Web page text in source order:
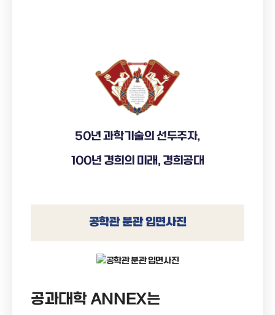
50년 과학기술의 선두주자,
100년 경희의 미래, 경희공대
공학관 분관 입면사진
공과대학 ANNEX는